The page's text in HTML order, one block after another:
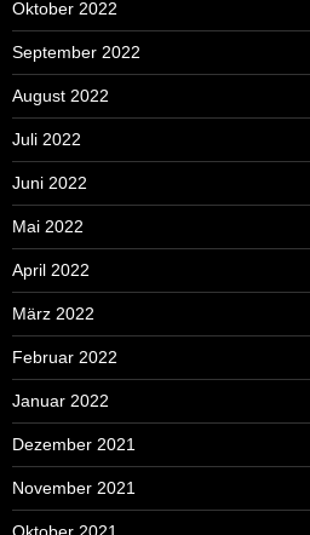
Oktober 2022
September 2022
August 2022
Juli 2022
Juni 2022
Mai 2022
April 2022
März 2022
Februar 2022
Januar 2022
Dezember 2021
November 2021